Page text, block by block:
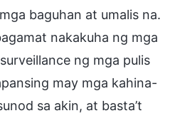
baguhan at umalis na.
nakakuha ng mga
ng mga pulis
may mga kahina-
sa akin, at basta’t